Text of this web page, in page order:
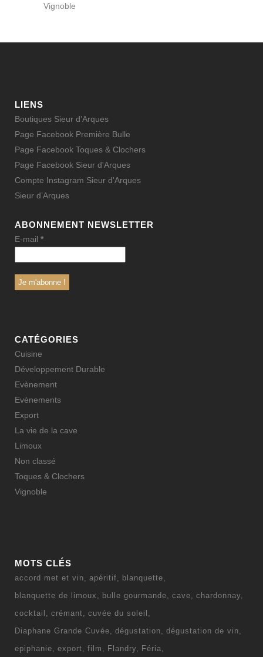
Vignoble
LIENS
Boutiques Sieur d’Arques
Page Facebook Première Bulle
Page Facebook Toques & Clochers
Page Facebook Sieur d'Arques
Compte Instagram Sieur d'Arques
Sieur d’Arques
ABONNEMENT NEWSLETTER
E-mail *
CATÉGORIES
Cuisine
Développement Durable
Evènement
Evènements
Export
La vie de la cave
Limoux
Non classé
Toques & Clochers
Vignoble
MOTS CLÉS
accord met et vin apéritif
blanquette
blanquette de limoux
bulle gourmande cave
chardonnay
cocktail
crémant
cuvée du soleil
Diaphane Grande Cuvée
dégustation
dégustation de vin
epiphanie
export film Flandry Féria